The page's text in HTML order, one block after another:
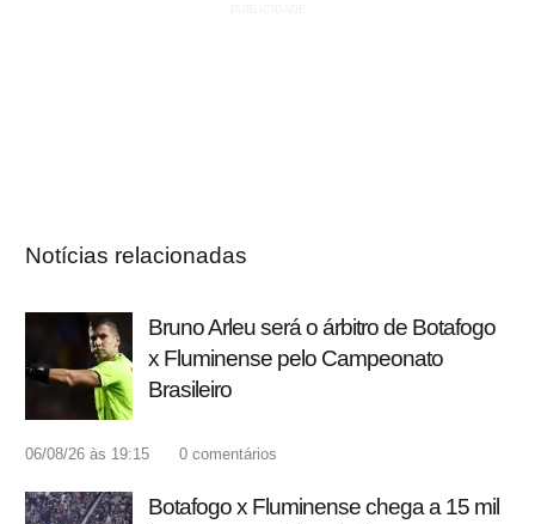
Notícias relacionadas
Bruno Arleu será o árbitro de Botafogo
x Fluminense pelo Campeonato
Brasileiro
06/08/26 às 19:15 0 comentários
Botafogo x Fluminense chega a 15 mil